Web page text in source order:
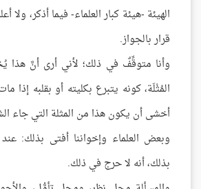
الهيئة -هيئة كبار العلماء- فيما أذكر، ولا
قرار بالجواز.
وأنا متوقِّفٌ في ذلك؛ لأني أرى أنَّ
المُثْلَة، كونه يتبرع بكليته أو بقلبه إذا
أخشى أن يكون هذا من المثلة التي جاء
وبعض العلماء وإخواننا أفتى بذلك:
بذلك، أنه لا حرج في ذلك.